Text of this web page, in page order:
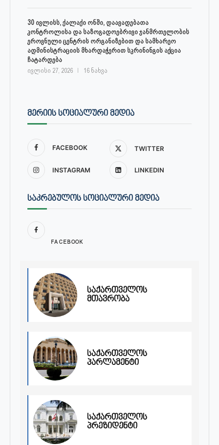
30 ივლისს, ქალაქი ონში, დაავადებათა
კონტროლისა და საზოგადოებრივი ჯანმრთელობის
ეროვნული ცენტრის ორგანიზებით და სამხარეო
ადმინისტრაციის მხარდაჭერით სკრინინგის აქცია
ჩატარდება
ივლისი 27, 2026 16 ნახვა
ᲛᲔᲠᲘᲘᲡ ᲡᲝᲪᲘᲐᲚᲣᲠᲘ ᲛᲔᲓᲘᲐ
FACEBOOK TWITTER
INSTAGRAM LINKEDIN
ᲡᲐᲙᲠᲔᲑᲣᲚᲝᲡ ᲡᲝᲪᲘᲐᲚᲣᲠᲘ ᲛᲔᲓᲘᲐ
FACEBOOK
საქართველოს
მთავრობა
საქართველოს
პარლამენტი
საქართველოს
პრეზიდენტი